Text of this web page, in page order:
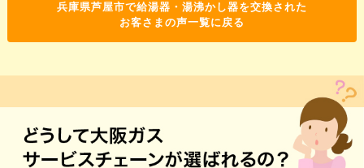
兵庫県芦屋市で給湯器・湯沸かし器を交換された
お客さまの声一覧に戻る